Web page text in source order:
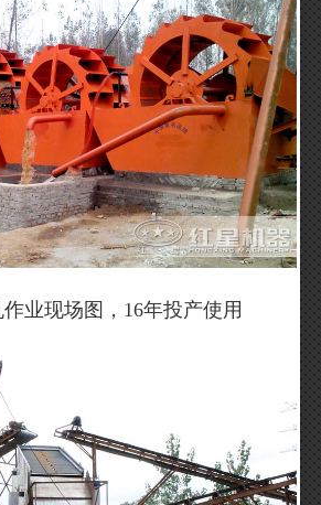
业现场图，16年投产使用